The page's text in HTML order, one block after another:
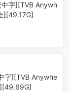
字][TVB Anywh
][49.17G]
字][TVB Anywhe